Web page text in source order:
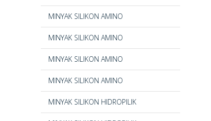
MINYAK SILIKON AMINO
MINYAK SILIKON AMINO
MINYAK SILIKON AMINO
MINYAK SILIKON AMINO
MINYAK SILIKON HIDROPILIK